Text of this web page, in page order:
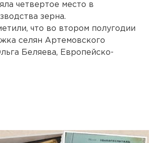
четвертое место в
зерна.
что во втором полугодии
селян Артемовского
Беляева, Европейско-